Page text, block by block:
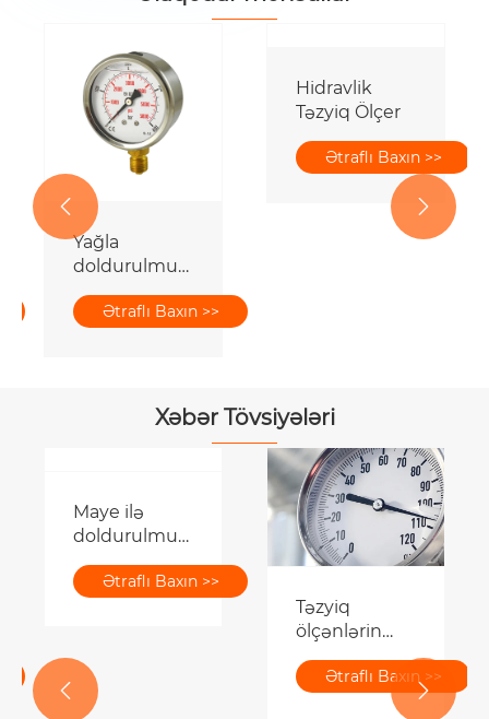
Yağla
doldurulmuş
Ətraflı Baxın >>
Hidravlik
Təzyiq Ölçer
Ətraflı Baxın >>
 
Xəbər Tövsiyələri
Maye ilə
doldurulmuş
cihazı ölçmə
Ətraflı Baxın >>
Təzyiq
ölçənlərin
sinifləri necə
təsnif edilir?
Ətraflı Baxın >>
 